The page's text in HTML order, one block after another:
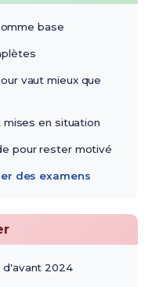
base
vaut mieux que
mises en situation
pour rester motivé
des examens
2024